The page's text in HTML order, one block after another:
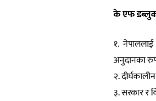
के एफ
१.
अनुदानका
२.
३. सरकार र